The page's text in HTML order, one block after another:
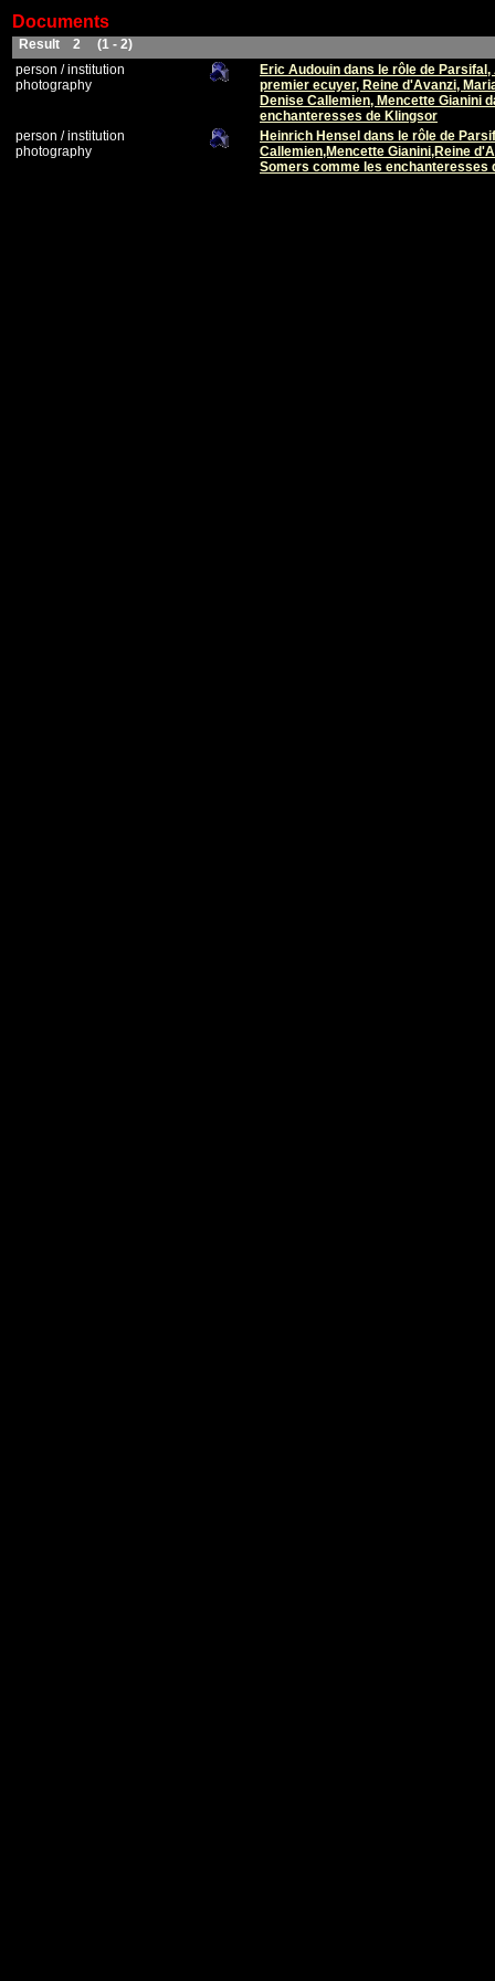
Documents
Result 2 (1 - 2)
person / institution
photography
Eric Audouin dans le rôle de
premier ecuyer, Reine d'Avanzi,
Denise Callemien, Mencette Gianini
enchanteresses de Klingsor
person / institution
photography
Heinrich Hensel dans le rôle de
Callemien,Mencette Gianini,Reine
Somers comme les enchanteresses